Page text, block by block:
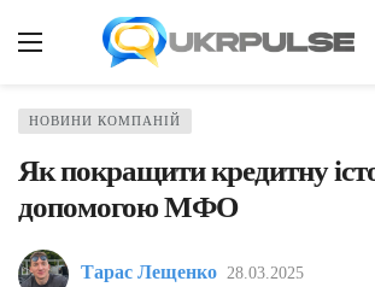
НОВИНИ КОМПАНІЙ
Як покращити кредитну
допомогою МФО
Тарас Лещенко 28.03.2025